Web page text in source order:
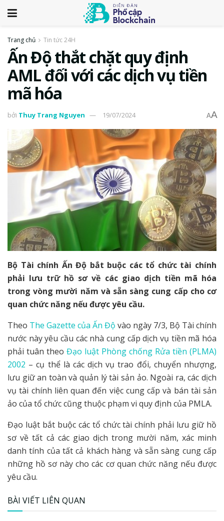
Trang chủ Tin tức 24H
Ấn Độ thắt chặt quy định
AML đối với các dịch vụ tiền
mã hóa
bởi Thuy Trang Nguyen 19/07/2024 AA
Bộ Tài chính Ấn Độ bắt buộc các tổ chức tài chính
phải lưu trữ hồ sơ về các giao dịch tiền mã hóa
trong vòng mười năm và sẵn sàng cung cấp cho cơ
quan chức năng nếu được yêu cầu.
Theo The Gazette của Ấn Độ vào ngày 7/3, Bộ Tài chính
nước này yêu cầu các nhà cung cấp dịch vụ tiền mã hóa
phải tuân theo Đạo luật Phòng chống Rửa tiền (PLMA)
2002 – cụ thể là các dịch vụ trao đổi, chuyển nhượng,
lưu giữ an toàn và quản lý tài sản ảo. Ngoài ra, các dịch
vụ tài chính liên quan đến việc cung cấp và bán tài sản
ảo của tổ chức cũng thuộc phạm vi quy định của PMLA.
Đạo luật bắt buộc các tổ chức tài chính phải lưu giữ hồ
sơ về tất cả các giao dịch trong mười năm, xác minh
danh tính của tất cả khách hàng và sẵn sàng cung cấp
những hồ sơ này cho các cơ quan chức năng nếu được
yêu cầu.
BÀI VIẾT LIÊN QUAN